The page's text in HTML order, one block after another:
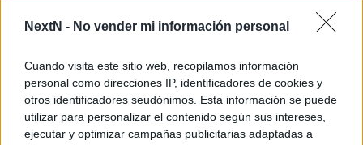
NextN - No vender mi información personal
Cuando visita este sitio web, recopilamos información
personal como direcciones IP, identificadores de cookies y
otros identificadores seudónimos. Esta información se puede
utilizar para personalizar el contenido según sus intereses,
ejecutar y optimizar campañas publicitarias adaptadas a
apuesto lo que quieras! Ahora que
llevas esa galleta contigo, quién
sabe, ¡igual te lo encuentras tú
también! Si ves a Lunala, dale
saludos de mi parte.